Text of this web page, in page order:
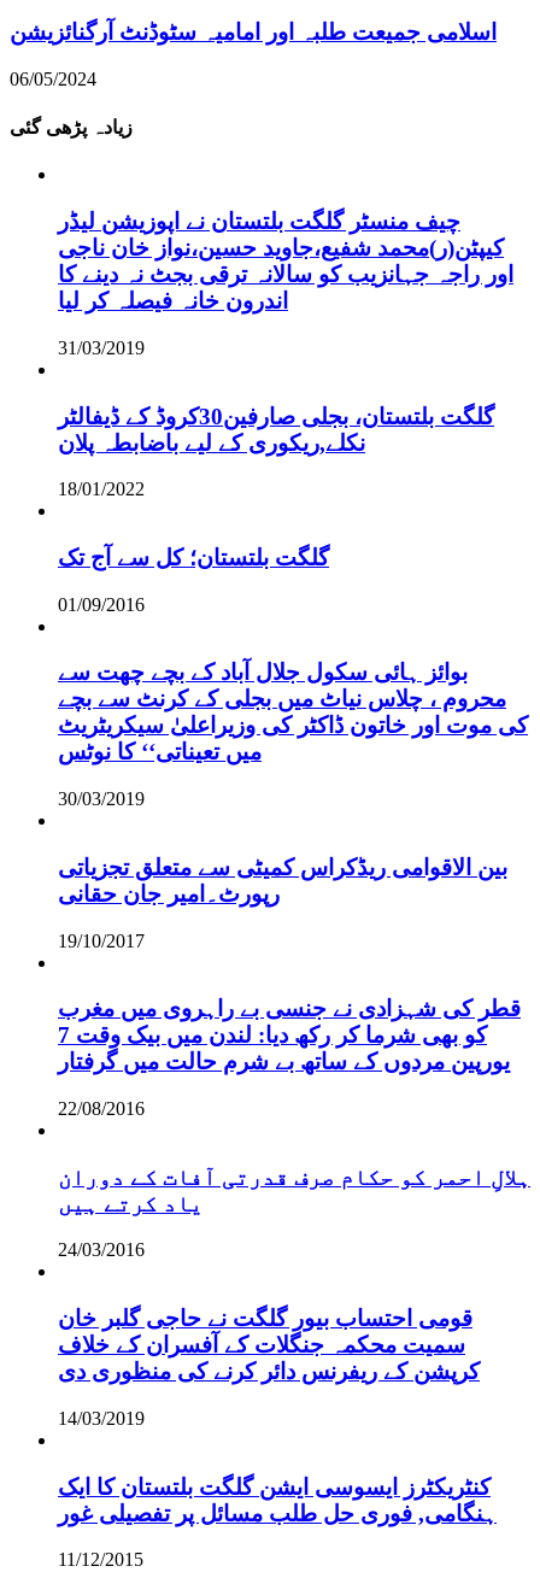
اسلامی جمیعت طلبہ اور امامیہ سٹوڈنٹ آرگنائزیشن
06/05/2024
زیادہ پڑھی گئی
چیف منسٹر گلگت بلتستان نے اپوزیشن لیڈر
کیپٹن(ر)محمد شفیع،جاوید حسین،نواز خان ناجی
اور راجہ جہانزیب کو سالانہ ترقی بجٹ نہ دینے کا
اندرون خانہ فیصلہ کر لیا
31/03/2019
گلگت بلتستان، بجلی صارفین30کروڈ کے ڈیفالٹر
نکلے,ریکوری کے لیے باضابطہ پلان
18/01/2022
گلگت بلتستان؛ کل سے آج تک
01/09/2016
بوائز ہائی سکول جلال آباد کے بچے چھت سے
محروم ، چلاس نیاٹ میں بجلی کے کرنٹ سے بچے
کی موت اور خاتون ڈاکٹر کی وزیراعلیٰ سیکریٹریٹ
میں تعیناتی‘‘ کا نوٹس
30/03/2019
بین الاقوامی ریڈکراس کمیٹی سے متعلق تجزیاتی
رپورٹ۔امیر جان حقانی
19/10/2017
قطر کی شہزادی نے جنسی بے راہروی میں مغرب
کو بھی شرما کر رکھ دیا: لندن میں بیک وقت 7
یورپین مردوں کے ساتھ بے شرم حالت میں گرفتار
22/08/2016
ہلالِ احمر کو حکام صرف قدرتی آفات کے دوران
یاد کرتے ہیں
24/03/2016
قومی احتساب بیور گلگت نے حاجی گلبر خان
سمیت محکمہ جنگلات کے آفسران کے خلاف
کرپشن کے ریفرنس دائر کرنے کی منظوری دی
14/03/2019
کنٹریکٹرز ایسوسی ایشن گلگت بلتستان کا ایک
ہنگامی, فوری حل طلب مسائل پر تفصیلی غور
11/12/2015